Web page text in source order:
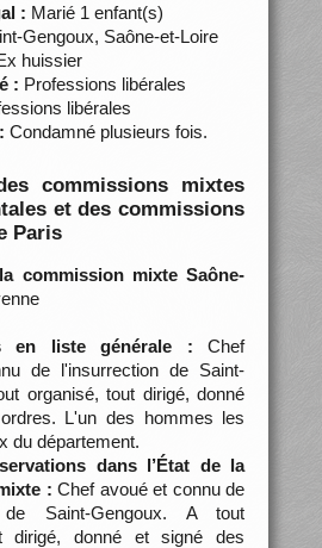
: Marié 1 enfant(s)
Gengoux, Saône-et-Loire
huissier
: Professions libérales
libérales
Condamné plusieurs fois.
commissions mixtes
et des commissions
Paris
commission mixte Saône-
en liste générale : Chef
de l'insurrection de Saint-
organisé, tout dirigé, donné
L'un des hommes les
du département.
dans l’État de la
: Chef avoué et connu de
de Saint-Gengoux. A tout
dirigé, donné et signé des